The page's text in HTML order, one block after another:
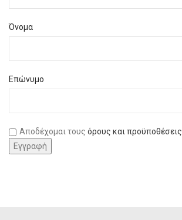
Όνομα
Επώνυμο
Αποδέχομαι τους όρους και προϋποθέσεις